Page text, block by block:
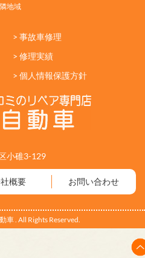
地域
> 事故車修理
> 修理実績
> 個人情報保護方針
小碓3-129
概要 お問い合わせ
. All Rights Reserved.